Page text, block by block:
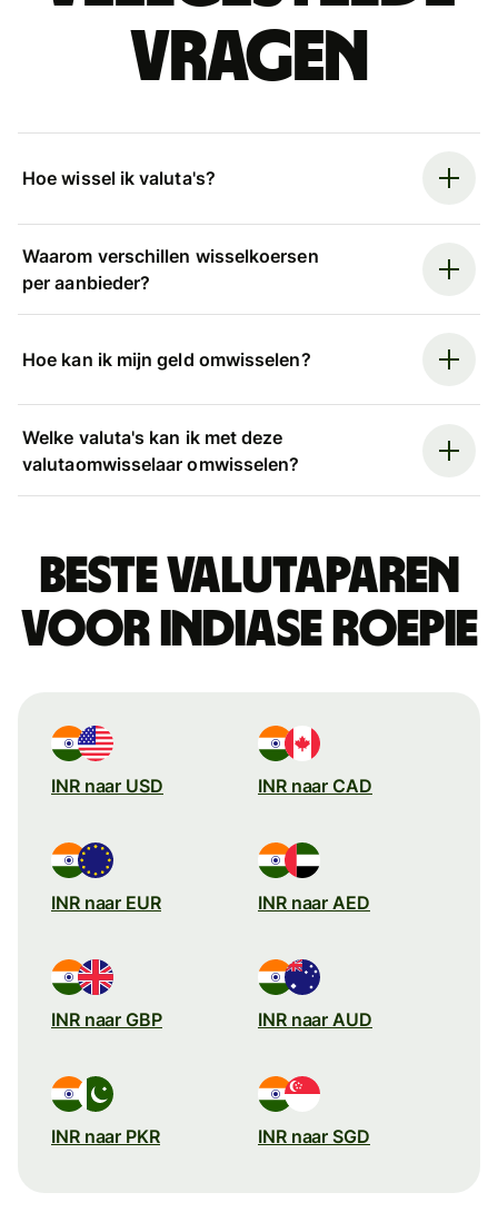
vragen
Hoe wissel ik valuta's?
Waarom verschillen wisselkoersen
per aanbieder?
Hoe kan ik mijn geld omwisselen?
Welke valuta's kan ik met deze
valutaomwisselaar omwisselen?
Beste valutaparen
voor Indiase roepie
INR naar USD INR naar CAD
INR naar EUR INR naar AED
INR naar GBP INR naar AUD
INR naar PKR INR naar SGD